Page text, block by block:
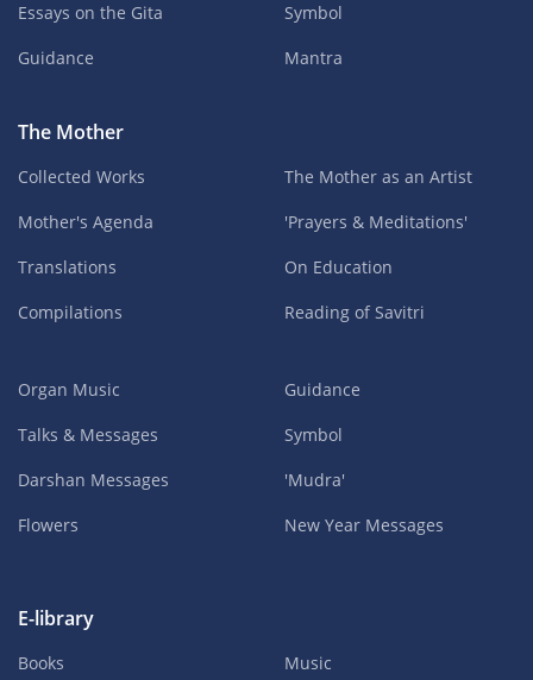
Essays on the Gita
Guidance
Symbol
Mantra
The Mother
Collected Works
Mother's Agenda
Translations
Compilations
The Mother as an Artist
'Prayers & Meditations'
On Education
Reading of Savitri
Organ Music
Talks & Messages
Darshan Messages
Flowers
Guidance
Symbol
'Mudra'
New Year Messages
E-library
Books
Music